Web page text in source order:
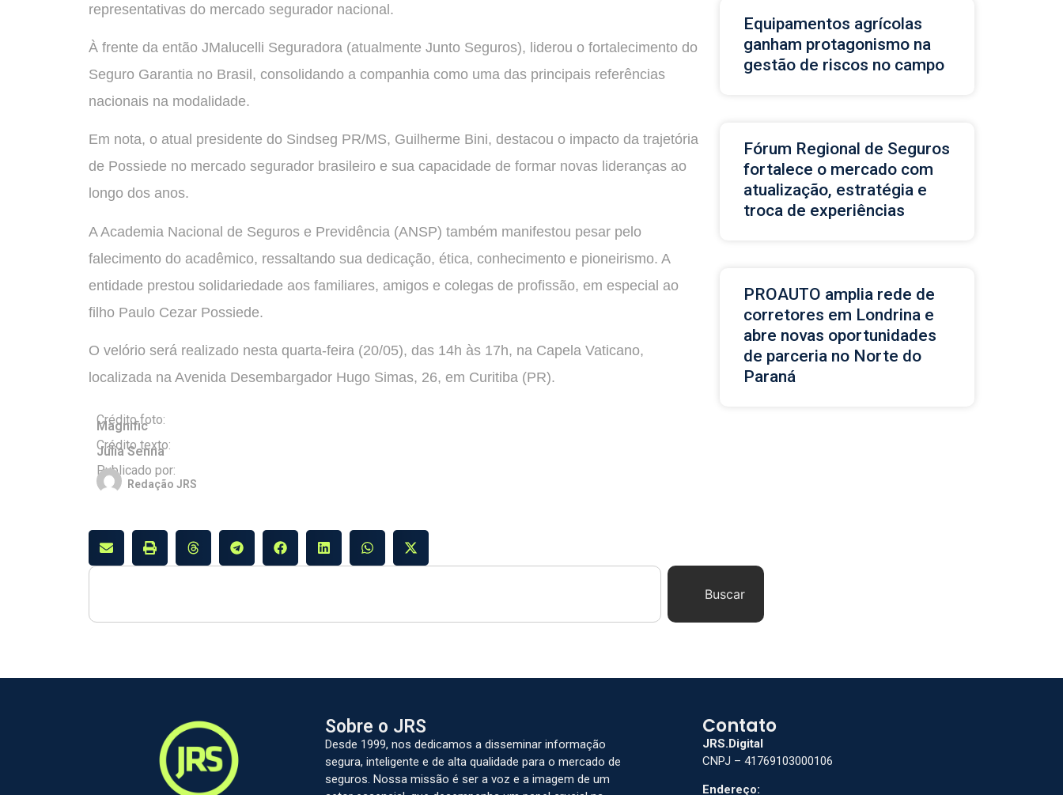
representativas do mercado segurador nacional.
À frente da então JMalucelli Seguradora (atualmente Junto Seguros), liderou o fortalecimento do
Seguro Garantia no Brasil, consolidando a companhia como uma das principais referências
nacionais na modalidade.
Em nota, o atual presidente do Sindseg PR/MS, Guilherme Bini, destacou o impacto da trajetória
de Possiede no mercado segurador brasileiro e sua capacidade de formar novas lideranças ao
longo dos anos.
A Academia Nacional de Seguros e Previdência (ANSP) também manifestou pesar pelo
falecimento do acadêmico, ressaltando sua dedicação, ética, conhecimento e pioneirismo. A
entidade prestou solidariedade aos familiares, amigos e colegas de profissão, em especial ao
filho Paulo Cezar Possiede.
O velório será realizado nesta quarta-feira (20/05), das 14h às 17h, na Capela Vaticano,
localizada na Avenida Desembargador Hugo Simas, 26, em Curitiba (PR).
Crédito foto:
Magnific
Crédito texto:
Júlia Senna
Publicado por:
Redação JRS
Buscar
Equipamentos agrícolas
ganham protagonismo na
gestão de riscos no campo
Fórum Regional de Seguros
fortalece o mercado com
atualização, estratégia e
troca de experiências
PROAUTO amplia rede de
corretores em Londrina e
abre novas oportunidades
de parceria no Norte do
Paraná
Sobre o JRS
Desde 1999, nos dedicamos a disseminar informação
segura, inteligente e de alta qualidade para o mercado de
seguros. Nossa missão é ser a voz e a imagem de um
Contato
JRS.Digital
CNPJ – 41769103000106
Endereço: